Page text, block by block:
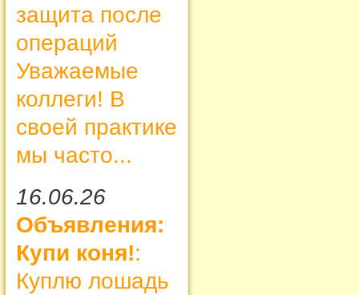
защита после
операций
Уважаемые
коллеги! В
своей практике
мы часто...
16.06.26
Объявления:
Купи коня!:
Куплю лошадь